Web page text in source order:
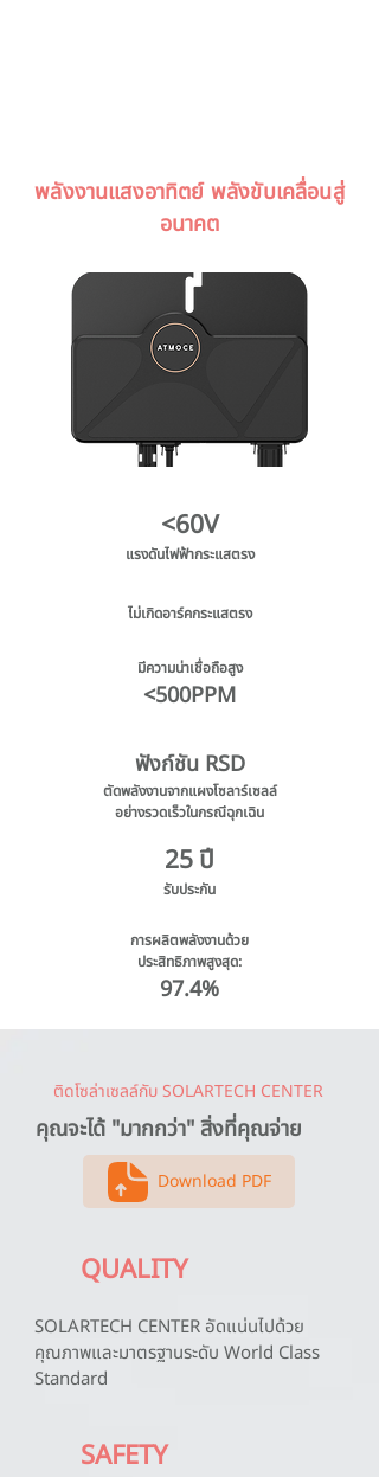
พลังงานแสงอาทิตย์ พลังขับเคลื่อนสู่
อนาคต
<60V
แรงดันไฟฟ้ากระแสตรง
ไม่เกิดอาร์คกระแสตรง
มีความน่าเชื่อถือสูง
<500PPM
ฟังก์ชัน RSD
ตัดพลังงานจากแผงโซลาร์เซลล์
อย่างรวดเร็วในกรณีฉุกเฉิน
25 ปี
รับประกัน
การผลิตพลังงานด้วย
ประสิทธิภาพสูงสุด:
97.4%
ติดโซล่าเซลล์กับ SOLARTECH CENTER
คุณจะได้ "มากกว่า" สิ่งที่คุณจ่าย
Download PDF
QUALITY
SOLARTECH CENTER อัดแน่นไปด้วย
คุณภาพและมาตรฐานระดับ World Class
Standard
SAFETY